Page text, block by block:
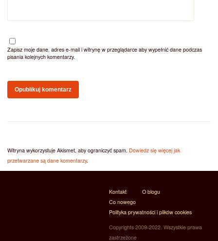
Zapisz moje dane, adres e-mail i witrynę w przeglądarce aby wypełnić dane podczas
pisania kolejnych komentarzy.
Witryna wykorzystuje Akismet, aby ograniczyć spam. Dowiedz się więcej jak
przetwarzane są dane komentarzy.
Kontakt
O blogu
Co nowego
Polityka prywatności i plików cookies
Copyrights 2009-2022. Wszystkie prawa
zastrzeżone